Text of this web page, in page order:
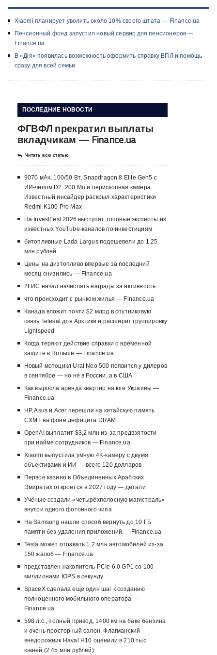
Xiaomi планирует уволить около 10% своего штата — Finance.ua
Пенсионный фонд запустил новый сервис для пенсионеров —
Finance.ua
В «Дія» появилась возможность оформить справку ВПЛ и помощь
сразу для всей семьи
ПОСЛЕДНИЕ НОВОСТИ
ФГВФЛ прекратил выплаты
вкладчикам — Finance.ua
Читать всю статью
9070 мАч, 100/50 Вт, Snapdragon 8 Elite Gen5 с
ИИ-чипом D2, 200 Мп и перископная камера.
Известный инсайдер раскрыл характеристики
Redmi K100 Pro Max
На InvestFest 2026 выступят топовые эксперты из
известных YouTube-каналов по инвестициям
битопливные Lada Largus подешевели до 1,25
млн рублей
Цены на дизтопливо впервые за последний
месяц снизились — Finance.ua
2ГИС начал начислять награды за активность
что происходит с рынком жилья — Finance.ua
Канада вложит почти $2 млрд в спутниковую
связь Telesat для Арктики и расширит группировку
Lightspeed
Когда теряют действие справки о временной
защите в Польше — Finance.ua
Новый мотоцикл Ural Neo 500 появится у дилеров
в сентябре — но не в России, а в США
Как выросла аренда квартир на юге Украины —
Finance.ua
HP, Asus и Acer перешли на китайскую память
CXMT на фоне дефицита DRAM
OpenAI выплатит $3,2 млн из-за предвзятости
при найме сотрудников — Finance.ua
Xiaomi выпустила умную 4K-камеру с двумя
объективами и ИИ — всего 120 долларов
Первое казино в Объединенных Арабских
Эмиратах откроется в 2027 году — детали
Учёные создали «четырёхполосную магистраль»
внутри одного фотонного чипа
На Samsung нашли способ вернуть до 10 ГБ
памяти без удаления приложений — Finance.ua
Tesla может отозвать 1,2 млн автомобилей из-за
150 жалоб — Finance.ua
представлен накопитель PCIe 6.0 GP1 со 100
миллионами IOPS в секунду
SpaceX сделала еще один шаг к созданию
полноценного мобильного оператора —
Finance.ua
598 л.с., полный привод, 1400 км на баке бензина
и очень просторный салон. Флагманский
внедорожник Haval H10 оценили в 210 тыс.
юаней (2,45 млн рублей)